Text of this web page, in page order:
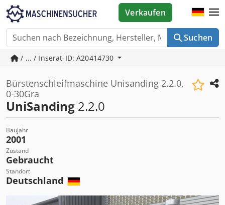
Suchen
Verkaufen
/ ... / Inserat-ID: A20414730
Bürstenschleifmaschine Unisanding 2.2.0,
0-30Gra
UniSanding 2.2.0
Baujahr
2001
Zustand
Gebraucht
Standort
Deutschland